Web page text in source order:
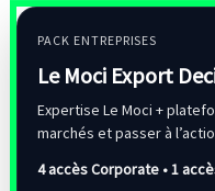
PACK ENTREPRISES
Le Moci Export
Expertise Le Moci +
marchés et passer à
4 accès Corporate • 1